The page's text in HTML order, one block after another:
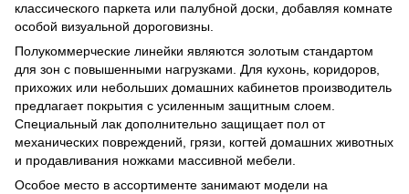
классического паркета или палубной доски, добавляя комнате
особой визуальной дороговизны.
Полукоммерческие линейки являются золотым стандартом
для зон с повышенными нагрузками. Для кухонь, коридоров,
прихожих или небольших домашних кабинетов производитель
предлагает покрытия с усиленным защитным слоем.
Специальный лак дополнительно защищает пол от
механических повреждений, грязи, когтей домашних животных
и продавливания ножками массивной мебели.
Особое место в ассортименте занимают модели на